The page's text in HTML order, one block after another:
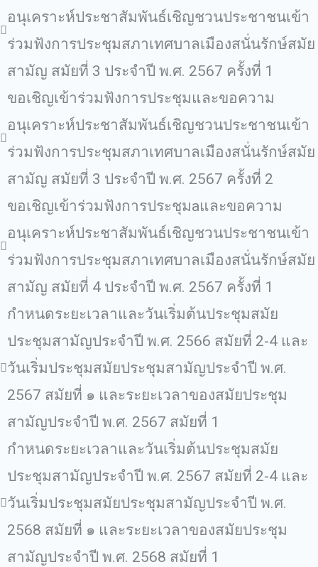
อนุเคราะห์ประชาสัมพันธ์เชิญชวนประชาชนเข้า
ร่วมฟังการประชุมสภาเทศบาลเมืองสนั่นรักษ์สมัย
สามัญ สมัยที่ 3 ประจําปี พ.ศ. 2567 ครั้งที่ 1
ขอเชิญเข้าร่วมฟังการประชุมและขอความ
อนุเคราะห์ประชาสัมพันธ์เชิญชวนประชาชนเข้า
ร่วมฟังการประชุมสภาเทศบาลเมืองสนั่นรักษ์สมัย
สามัญ สมัยที่ 3 ประจําปี พ.ศ. 2567 ครั้งที่ 2
ขอเชิญเข้าร่วมฟังการประชุมaและขอความ
อนุเคราะห์ประชาสัมพันธ์เชิญชวนประชาชนเข้า
ร่วมฟังการประชุมสภาเทศบาลเมืองสนั่นรักษ์สมัย
สามัญ สมัยที่ 4 ประจําปี พ.ศ. 2567 ครั้งที่ 1
กําหนดระยะเวลาและวันเริ่มต้นประชุมสมัย
ประชุมสามัญประจําปี พ.ศ. 2566 สมัยที่ 2-4 และ
วันเริ่มประชุมสมัยประชุมสามัญประจําปี พ.ศ.
2567 สมัยที่ ๑ และระยะเวลาของสมัยประชุม
สามัญประจําปี พ.ศ. 2567 สมัยที่ 1
กําหนดระยะเวลาและวันเริ่มต้นประชุมสมัย
ประชุมสามัญประจําปี พ.ศ. 2567 สมัยที่ 2-4 และ
วันเริ่มประชุมสมัยประชุมสามัญประจําปี พ.ศ.
2568 สมัยที่ ๑ และระยะเวลาของสมัยประชุม
สามัญประจําปี พ.ศ. 2568 สมัยที่ 1